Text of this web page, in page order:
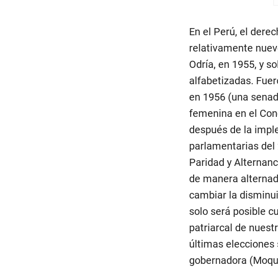
En el Perú, el
relativamente
Odría, en 1955, y
alfabetizadas.
en 1956 (una
femenina en el
después de la
parlamentarias del
Paridad y
de manera
cambiar la
solo será posible
patriarcal de
últimas elecciones
gobernadora